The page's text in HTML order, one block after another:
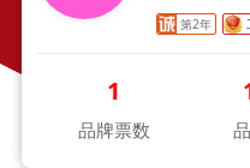
第2年
1
品牌票数